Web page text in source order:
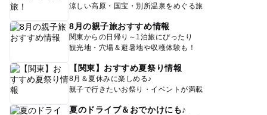
涼しい高原・国宝・別所温泉をめぐる旅
8月の親子旅おすすめ情報
関東からの日帰り～1泊旅にぴったり
観光地・穴場＆避暑地や収穫体験も！
【関東】おすすめ夏祭り情報
8月＆夏休みに楽しめる♪
親子で行きたいお祭り・イベントが満載
夏のドライブ＆おでかけにも♪